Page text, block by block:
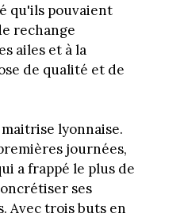
qu'ils pouvaient
rechange
ailes et à la
de qualité et de
maitrise lyonnaise.
journées,
a frappé le plus de
ses
Avec trois buts en